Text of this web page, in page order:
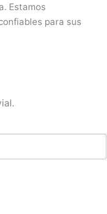
Estamos
para sus